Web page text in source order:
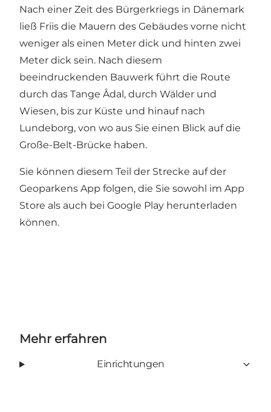
Nach einer Zeit des Bürgerkriegs in Dänemark
ließ Friis die Mauern des Gebäudes vorne nicht
weniger als einen Meter dick und hinten zwei
Meter dick sein. Nach diesem
beeindruckenden Bauwerk führt die Route
durch das Tange Ådal, durch Wälder und
Wiesen, bis zur Küste und hinauf nach
Lundeborg, von wo aus Sie einen Blick auf die
Große-Belt-Brücke haben.
Sie können diesem Teil der Strecke auf der
Geoparkens App folgen, die Sie sowohl im App
Store als auch bei Google Play herunterladen
können.
Mehr erfahren
Einrichtungen